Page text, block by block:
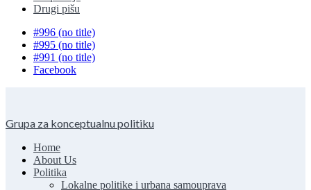
Drugi pišu
#996 (no title)
#995 (no title)
#991 (no title)
Facebook
Grupa za konceptualnu politiku
Home
About Us
Politika
Lokalne politike i urbana samouprava